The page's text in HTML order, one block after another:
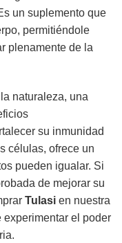
un suplemento que
permitiéndole
plenamente de la
naturaleza, una
su inmunidad
células, ofrece un
pueden igualar. Si
de mejorar su
Tulasi en nuestra
experimentar el poder